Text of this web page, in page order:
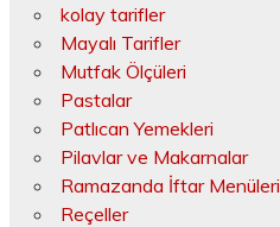
kolay tarifler
Mayalı Tarifler
Mutfak Ölçüleri
Pastalar
Patlıcan Yemekleri
Pilavlar ve Makarnalar
Ramazanda İftar Menüleri
Reçeller